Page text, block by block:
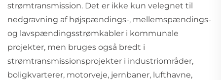
strømtransmission. Det er ikke kun velegnet til
nedgravning af højspændings-, mellemspændings-
og lavspændingsstrømkabler i kommunale
projekter, men bruges også bredt i
strømtransmissionsprojekter i industriområder,
boligkvarterer, motorveje, jernbaner, lufthavne,